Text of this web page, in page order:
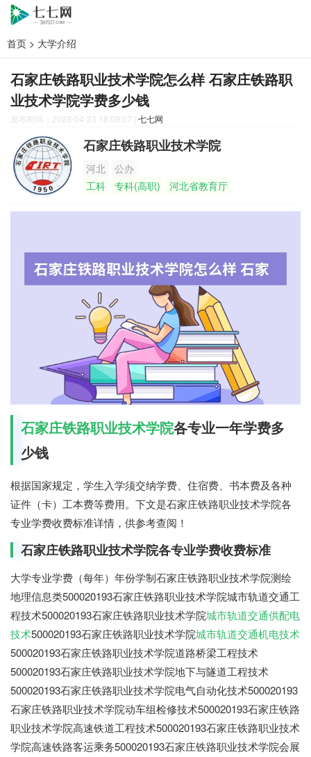
首页 > 大学介绍
石家庄铁路职业技术学院怎么样 石家庄铁路职
业技术学院学费多少钱
发布时间：2023-04-23 18:09:07 | 七七网
石家庄铁路职业技术学院
河北
公办
工科
专科(高职) 河北省教育厅
石家庄铁路职业技术学院各专业一年学费多
少钱
根据国家规定，学生入学须交纳学费、住宿费、书本费及各种
证件（卡）工本费等费用。下文是石家庄铁路职业技术学院各
专业学费收费标准详情，供参考查阅！
石家庄铁路职业技术学院各专业学费收费标准
大学专业学费（每年）年份学制石家庄铁路职业技术学院测绘
地理信息类500020193石家庄铁路职业技术学院城市轨道交通工
程技术500020193石家庄铁路职业技术学院城市轨道交通供配电
技术500020193石家庄铁路职业技术学院城市轨道交通机电技术
500020193石家庄铁路职业技术学院道路桥梁工程技术
500020193石家庄铁路职业技术学院地下与隧道工程技术
500020193石家庄铁路职业技术学院电气自动化技术500020193
石家庄铁路职业技术学院动车组检修技术500020193石家庄铁路
职业技术学院高速铁道工程技术500020193石家庄铁路职业技术
学院高速铁路客运乘务500020193石家庄铁路职业技术学院会展